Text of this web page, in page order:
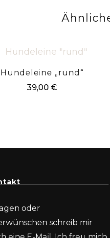
Hundeleine „rund“
39,00€
oder
schreib mir